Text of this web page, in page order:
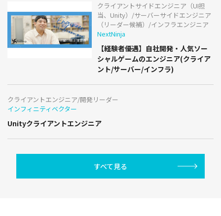
クライアントサイドエンジニア（UI担
当、Unity）/サーバーサイドエンジニア
（リーダー候補）/インフラエンジニア
NextNinja
【経験者優遇】自社開発・人気ソー
シャルゲームのエンジニア(クライア
ント/サーバー/インフラ)
クライアントエンジニア/開発リーダー
インフィニティベクター
Unityクライアントエンジニア
すべて見る